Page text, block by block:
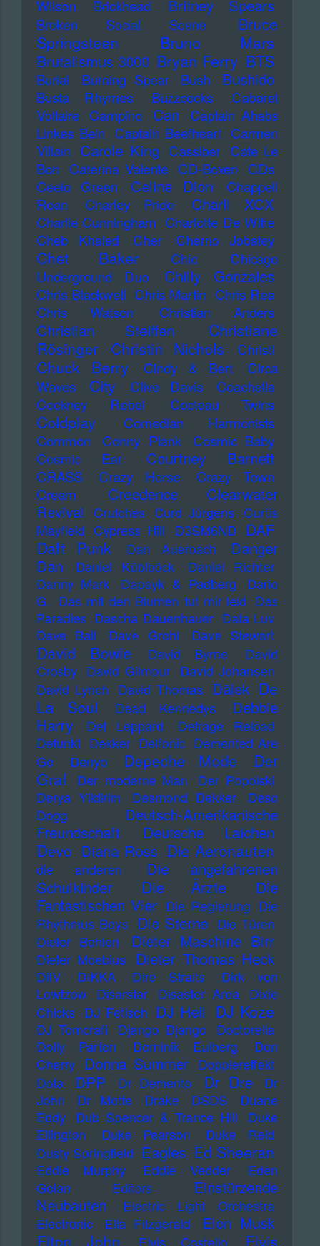
Wilson
Brickhead Britney Spears
Broken Social Scene
Bruce
Springsteen
Bruno Mars
Brutalismus 3000 Bryan Ferry BTS
Burial Burning Spear Bush Bushido
Busta Rhymes Buzzcocks
Cabaret
Voltaire Campino Can
Captain Ahabs
Linkes Bein Captain Beefheart Carmen
Villain Carole King Cassiber Cate Le
Bon
Caterina Valente CD-Boxen
CDs
Ceelo Green
Celine Dion
Chappell
Roan
Charley Pride Charli XCX
Charlie Cunningham Charlotte De Witte
Cheb Khaled
Cher Cherno Jobatey
Chet Baker Chic
Chicago
Underground Duo
Chilly Gonzales
Chris Blackwell Chris Martin Chris Rea
Chris Watson
Christian Anders
Christian Steiffen
Christiane
Rösinger
Christin Nichols Christl
Chuck Berry Cindy & Bert
Circa
Waves
City Clive Davis
Coachella
Cockney Rebel
Cocteau Twins
Coldplay
Comedian Harmonists
Common
Conny Plank
Cosmic Baby
Cosmic Ear
Courtney Barnett
CRASS Crazy Horse
Crazy Town
Cream
Creedence Clearwater
Revival
Crutches Curd Jürgens Curtis
Mayfield Cypress Hill D3SM6ND DAF
Daft Punk Dan Auerbach
Danger
Dan
Daniel Küblböck
Daniel Richter
Danny Mark
Dapayk & Padberg
Dario
G. Das mit den Blumen tut mir leid Das
Paradies Dascha Dauenhauer Data Luv
Dave Ball
Dave Grohl Dave Stewart
David Bowie David Byrne
David
Crosby David Gilmour David Johansen
David Lynch David Thomas Dälek De
La Soul
Dead Kennedys
Debbie
Harry
Def Leppard
Defrage Reload
Defunkt Dekker Delfonic Demented Are
Go
Denyo Depeche Mode
Der
Graf
Der moderne Man
Der Popolski
Derya Yildirim
Desmond Dekker
Deso
Dogg
Deutsch-Amerikanische
Freundschaft
Deutsche Laichen
Devo Diana Ross Die Aeronauten
die anderen
Die angefahrenen
Schulkinder
Die Ärzte
Die
Fantastischen Vier Die Regierung Die
Rhythmus Boys Die Sterne Die Türen
Dieter Bohlen
Dieter Maschine Birr
Dieter Moebius Dieter Thomas Heck
DiIV DIKKA Dire Straits
Dirk von
Lowtzow
Disarstar Disaster Area
Dixie
Chicks DJ Fetisch DJ Hell DJ Koze
DJ Tomcraft Django Django
Doctorella
Dolly Parton
Dominik Eulberg
Don
Cherry Donna Summer Dopplereffekt
Dota
DPP Dr Demento Dr Dre
Dr
John
Dr Motte Drake DSDS
Duane
Eddy
Dub Spencer & Trance Hill
Duke
Ellington
Duke Pearson
Duke Reid
Dusty Springfield Eagles Ed Sheeran
Eddie Murphy Eddie Vedder
Eden
Golan
Editors
Einstürzende
Neubauten
Electric Light Orchestra
Electronic
Ella Fitzgerald Elon Musk
Elton John Elvis Costello Elvis